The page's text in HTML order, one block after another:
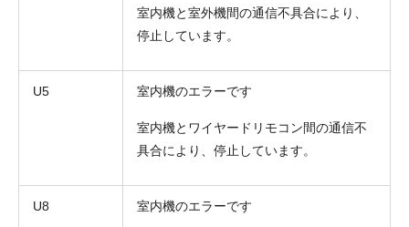
室内機と室外機間の通信不具合により、
停止しています。
U5 室内機のエラーです
室内機とワイヤードリモコン間の通信不
具合により、停止しています。
U8 室内機のエラーです